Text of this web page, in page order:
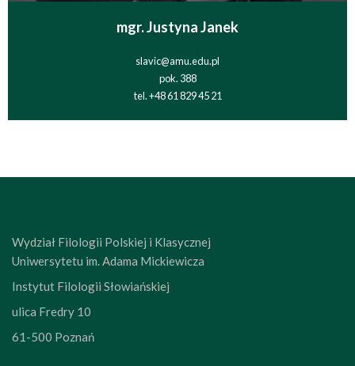
mgr. Justyna Janek
slavic@amu.edu.pl
pok. 388
tel. +48 61 829 45 21
Wydział Filologii Polskiej i Klasycznej
Uniwersytetu im. Adama Mickiewicza
Instytut Filologii Słowiańskiej
ulica Fredry 10
61-500 Poznań